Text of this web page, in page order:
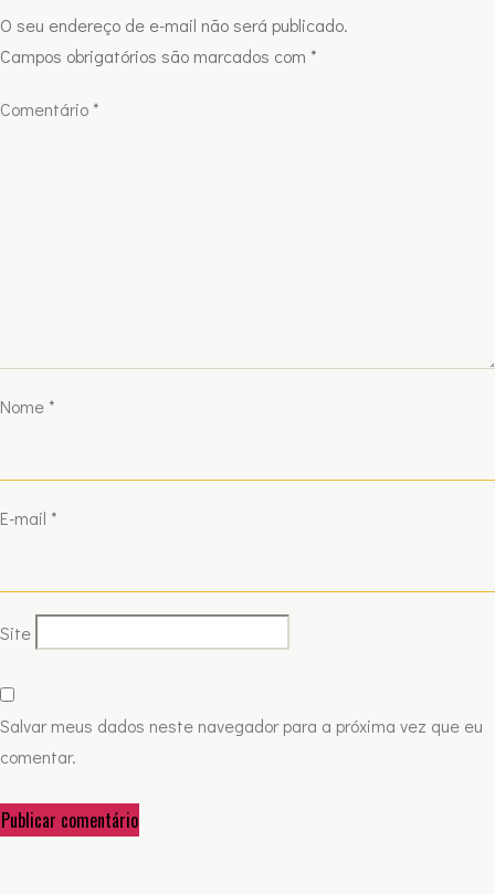
O seu endereço de e-mail não será publicado.
Campos obrigatórios são marcados com *
Comentário*
Nome*
E-mail *
Site
Salvar meus dados neste navegador para a próxima vez que eu
comentar.